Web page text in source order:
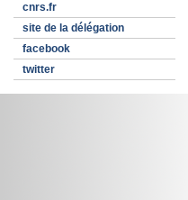
cnrs.fr
site de la délégation
facebook
twitter